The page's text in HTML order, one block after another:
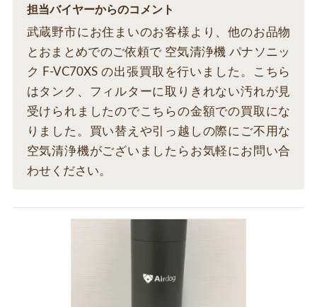
担当バイヤーからのコメント
武蔵野市にお住まいのお客様より、他のお品物
とおまとめでのご依頼で 空気清浄機 パナソニッ
ク F-VC70XS の出張買取を行いました。こちら
はタンク、フィルターに取りきれない汚れが見
受けられましたのでこちらの金額での買取にな
りました。買い替えや引っ越しの際にご不用な
空気清浄機がございましたらお気軽にお問い合
わせください。